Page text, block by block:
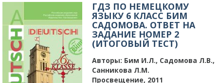
ГДЗ ПО НЕМЕЦКОМУ
ЯЗЫКУ 6 КЛАСС БИМ
САДОМОВА. ОТВЕТ НА
ЗАДАНИЕ НОМЕР 2
(ИТОГОВЫЙ ТЕСТ)
Авторы: Бим И.Л., Садомова Л.В.,
Санникова Л.М.
Просвещение, 2011